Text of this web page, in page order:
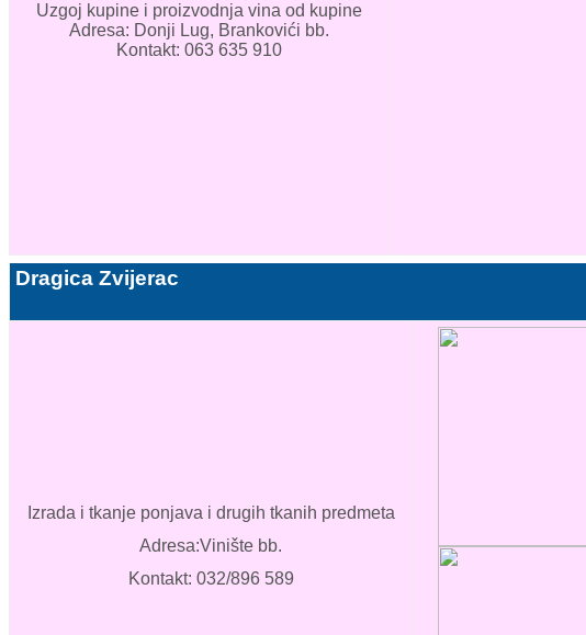
Uzgoj kupine i proizvodnja vina od kupine
Adresa: Donji Lug, Brankovići bb.
Kontakt: 063 635 910
Dragica Zvijerac
Izrada i tkanje ponjava i drugih tkanih predmeta
Adresa:Vinište bb.
Kontakt: 032/896 589